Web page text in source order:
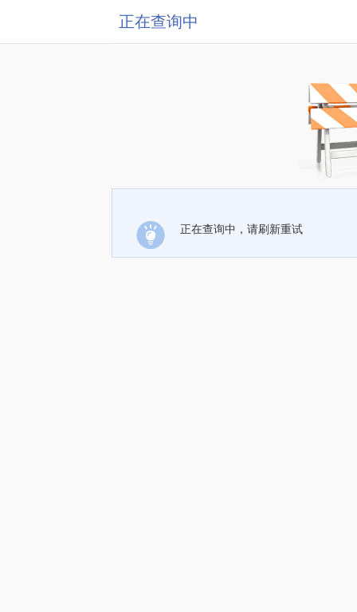
正在查询中
正在查询中，请刷新重试